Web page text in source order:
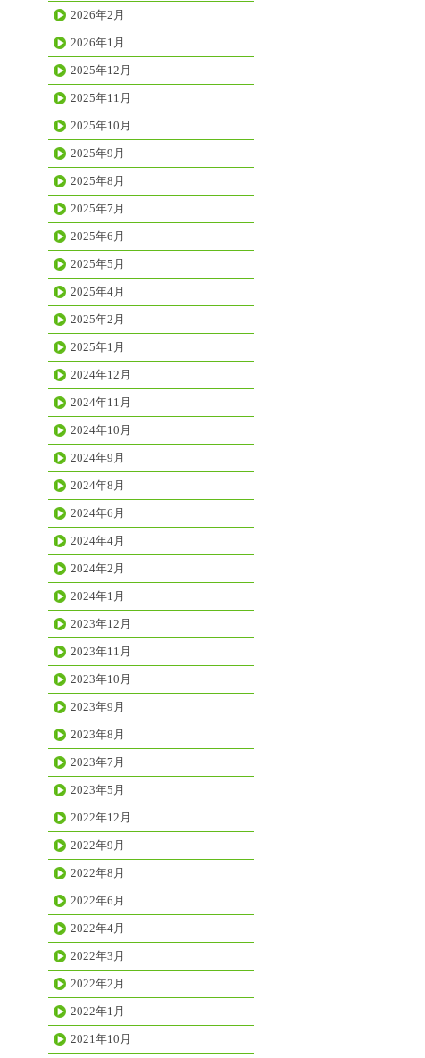
2026年2月
2026年1月
2025年12月
2025年11月
2025年10月
2025年9月
2025年8月
2025年7月
2025年6月
2025年5月
2025年4月
2025年2月
2025年1月
2024年12月
2024年11月
2024年10月
2024年9月
2024年8月
2024年6月
2024年4月
2024年2月
2024年1月
2023年12月
2023年11月
2023年10月
2023年9月
2023年8月
2023年7月
2023年5月
2022年12月
2022年9月
2022年8月
2022年6月
2022年4月
2022年3月
2022年2月
2022年1月
2021年10月